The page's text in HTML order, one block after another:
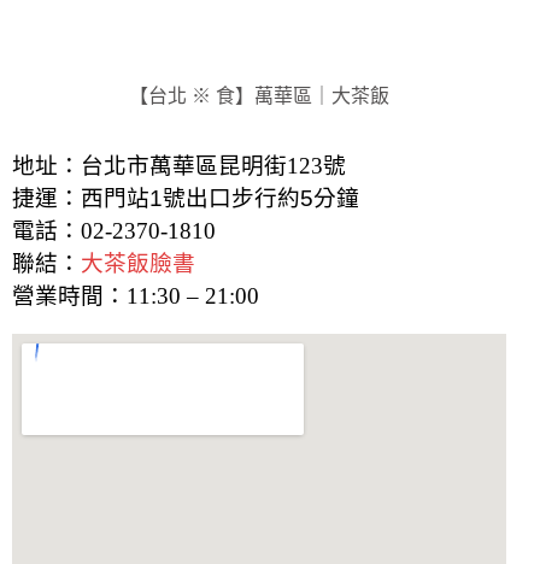
【台北 ※ 食】萬華區｜大茶飯
地址：台北市萬華區昆明街123號
捷運：西門站1號出口步行約5分鐘
電話： 02-2370-1810
聯結： 大茶飯臉書
營業時間：11:30 – 21:00